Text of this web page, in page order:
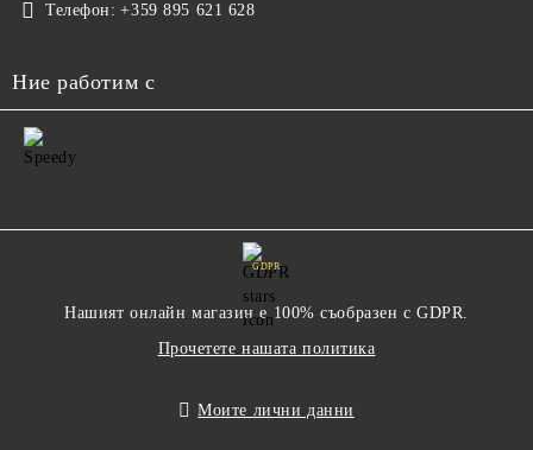
Телефон: +359 895 621 628
Ние работим с
GDPR
Нашият онлайн магазин е 100% съобразен с GDPR.
Прочетете нашата политика
Моите лични данни